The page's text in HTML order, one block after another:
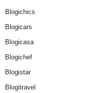
Blogichics
Blogicars
Blogicasa
Blogichef
Blogistar
Blogitravel